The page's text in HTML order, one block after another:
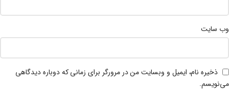
وب‌ سایت
ذخیره نام، ایمیل و وبسایت من در مرورگر برای زمانی که دوباره دیدگاهی
می‌نویسم.